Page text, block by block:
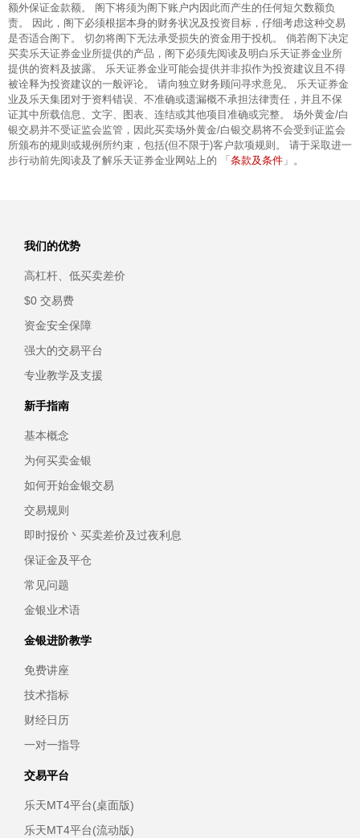
额外保证金款额。 阁下将须为阁下账户内因此而产生的任何短欠数额负
责。 因此，阁下必须根据本身的财务状况及投资目标，仔细考虑这种交易
是否适合阁下。 切勿将阁下无法承受损失的资金用于投机。 倘若阁下决定
买卖乐天证券金业所提供的产品，阁下必须先阅读及明白乐天证券金业所
提供的资料及披露。 乐天证券金业可能会提供并非拟作为投资建议且不得
被诠释为投资建议的一般评论。 请向独立财务顾问寻求意见。 乐天证券金
业及乐天集团对于资料错误、不准确或遗漏概不承担法律责任，并且不保
证其中所载信息、文字、图表、连结或其他项目准确或完整。 场外黄金/白
银交易并不受证监会监管，因此买卖场外黄金/白银交易将不会受到证监会
所颁布的规则或规例所约束，包括(但不限于)客户款项规则。 请于采取进一
步行动前先阅读及了解乐天证券金业网站上的 「 条款及条件 」。
我们的优势
高杠杆、低买卖差价
$0 交易费
资金安全保障
强大的交易平台
专业教学及支援
新手指南
基本概念
为何买卖金银
如何开始金银交易
交易规则
即时报价丶买卖差价及过夜利息
保证金及平仓
常见问题
金银业术语
金银进阶教学
免费讲座
技术指标
财经日历
一对一指导
交易平台
乐天MT4平台(桌面版)
乐天MT4平台(流动版)